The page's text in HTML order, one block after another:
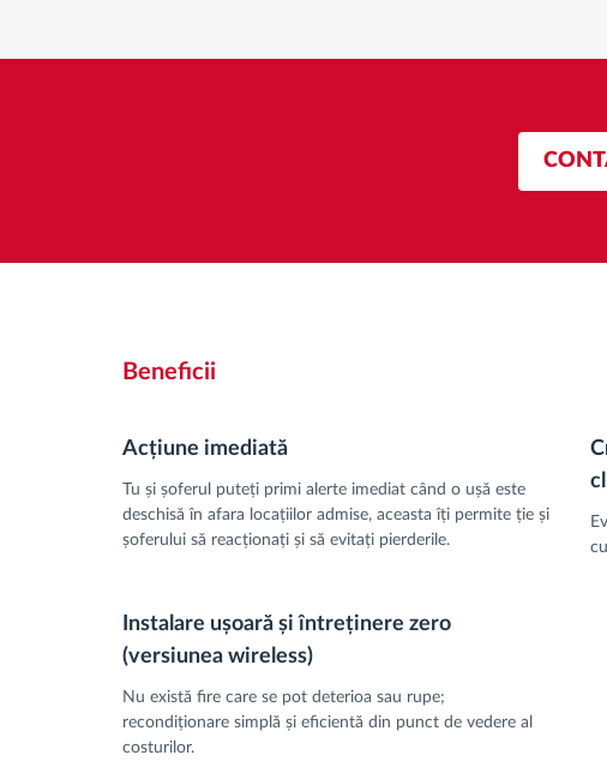
Beneficii
Acțiune imediată
Tu și șoferul puteți primi alerte imediat când o ușă este
deschisă în afara locațiilor admise, aceasta îți permite ție și
șoferului să reacționați și să evitați pierderile.
Instalare ușoară și întreținere zero
(versiunea wireless)
Nu există fire care se pot deterioa sau rupe;
recondiționare simplă și eficientă din punct de vedere al
costurilor.